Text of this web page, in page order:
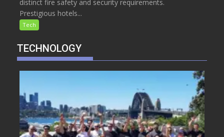
distinct fire safety and security requirements.
Prestigious hotels...
Tech
TECHNOLOGY